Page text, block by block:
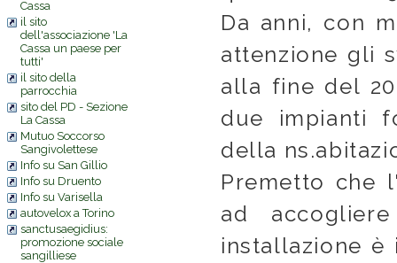
Cassa
il sito
dell'associazione 'La
Cassa un paese per
tutti'
il sito della
parrocchia
sito del PD - Sezione
La Cassa
Mutuo Soccorso
Sangivolettese
Info su San Gillio
Info su Druento
Info su Varisella
autovelox a Torino
sanctusaegidius:
promozione sociale
sangilliese
Da anni, con
attenzione gli
alla fine del
due impianti
della
Premetto che
ad
installazione